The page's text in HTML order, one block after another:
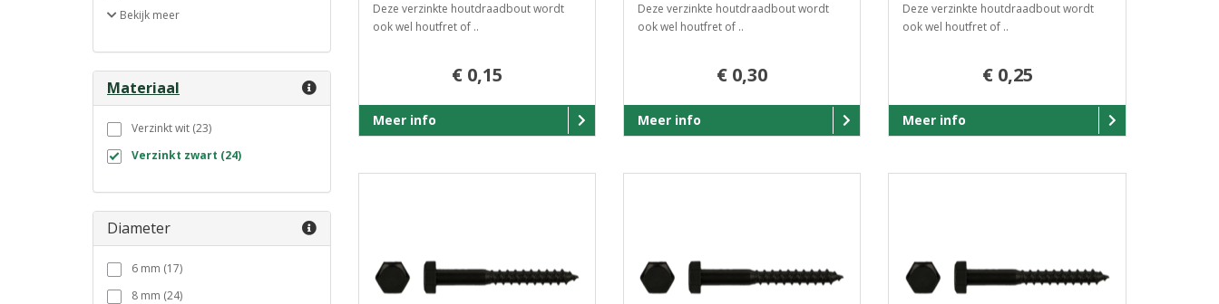
Bekijk meer
Materiaal
Verzinkt wit (23)
Verzinkt zwart (24)
Diameter
6 mm (17)
8 mm (24)
Deze verzinkte houtdraadbout wordt
ook wel houtfret of ..
€ 0,15
Meer info
Deze verzinkte houtdraadbout wordt
ook wel houtfret of ..
€ 0,30
Meer info
Deze verzinkte houtdraadbout wordt
ook wel houtfret of ..
€ 0,25
Meer info